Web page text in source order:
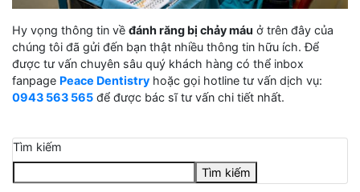
Hy vọng thông tin về đánh răng bị chảy máu ở trên đây của
chúng tôi đã gửi đến bạn thật nhiều thông tin hữu ích. Để
được tư vấn chuyên sâu quý khách hàng có thể inbox
fanpage Peace Dentistry hoặc gọi hotline tư vấn dịch vụ:
0943 563 565 để được bác sĩ tư vấn chi tiết nhất.
Tìm kiếm
Tìm kiếm